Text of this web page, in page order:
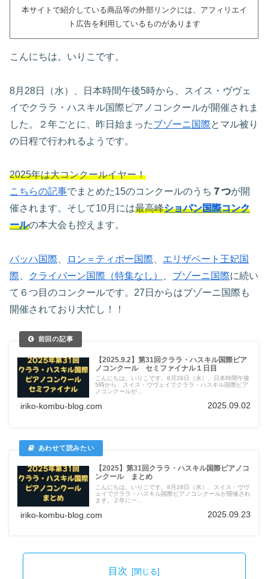
本サイトで紹介している商品等の外部リンクには、アフィリエイ
ト広告を利用しているものがあります
こんにちは。いりこです。
8月28日（水）、日本時間午後5時から、スイス・ヴヴェ
イでクララ・ハスキル国際ピアノコンクールが開催されま
した。２年ごとに、昨日始まったブゾーニ国際とマル被り
の日程で行われるようです。
2025年は大コンクールイヤー！
こちらの記事でまとめた15のコンクールのうち ７つが開
催されます。そして10月には最高峰ショパン国際コンク
ールの本大会も控えます。
バッハ国際 ロン＝ティボー国際
エリザベート王妃国
際
クライバーン国際（特集なし） ブゾーニ国際に続い
て６つ目のコンクールです。27日からはブゾーニ国際も
開催されており大忙し！！
【2025.9.2】第31回クララ・ハスキル国際ピア
ノコンクール セミファイナル１日目
こんにちは。いりこです。8月28日（水）、日本時間午後
5時から、スイス・ヴヴェイでクララ・ハスキル国際ピア
ノコンクールが...
iriko-kombu-blog.com 2025.09.02
【2025】第31回クララ・ハスキル国際ピアノコ
ンクール まとめ
こんにちは。いりこです。8月28日（水）、スイス・ヴヴ
ェイでクララ・ハスキル国際ピアノコンクールが開催され
ます。２年に一...
iriko-kombu-blog.com 2025.09.23
目次